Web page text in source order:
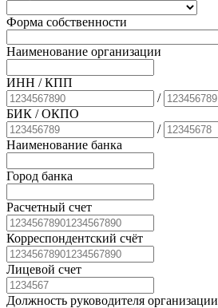
Форма собственности
Наименование организации
ИНН / КПП
/
БИК / ОКПО
/
Наименование банка
Город банка
Расчетный счет
Корреспондентский счёт
Лицевой счет
Должность руководителя организации